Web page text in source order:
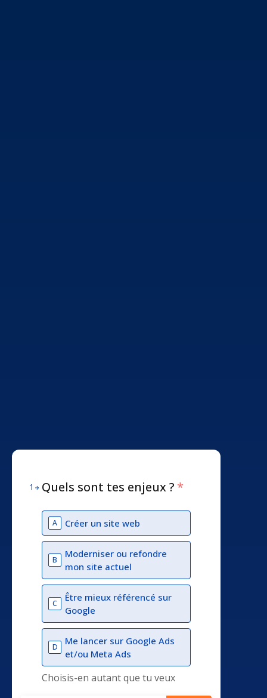
1 Quels sont tes enjeux ? *
A Créer un site web
B
Moderniser ou refondre
mon site actuel
C
Être mieux référencé sur
Google
D
Me lancer sur Google Ads
et/ou Meta Ads
Choisis-en autant que tu veux